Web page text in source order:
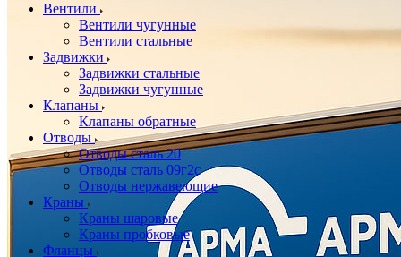
Вентили
Вентили чугунные
Вентили стальные
Задвижки
Задвижки стальные
Задвижки чугунные
Клапаны
Клапаны обратные
Отводы
Отводы сталь 20
Отводы сталь 09г2с
Отводы нержавеющие
Краны
Краны шаровые
Краны пробковые
Фланцы